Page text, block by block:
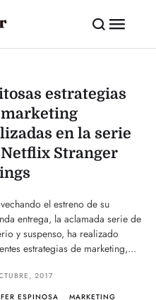
estrategias
marketing
en la serie
Stranger
el estreno de su
entrega, la aclamada serie de
y suspenso, ha realizado
estrategias de marketing,...
2017
ESPINOSA
MARKETING